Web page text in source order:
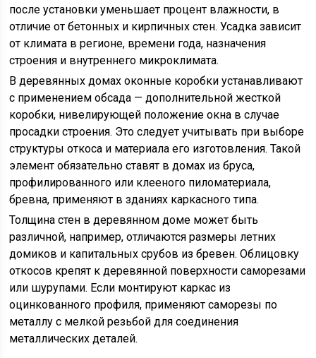
после установки уменьшает процент влажности, в
отличие от бетонных и кирпичных стен. Усадка зависит
от климата в регионе, времени года, назначения
строения и внутреннего микроклимата.
В деревянных домах оконные коробки устанавливают
с применением обсада — дополнительной жесткой
коробки, нивелирующей положение окна в случае
просадки строения. Это следует учитывать при выборе
структуры откоса и материала его изготовления. Такой
элемент обязательно ставят в домах из бруса,
профилированного или клееного пиломатериала,
бревна, применяют в зданиях каркасного типа.
Толщина стен в деревянном доме может быть
различной, например, отличаются размеры летних
домиков и капитальных срубов из бревен. Облицовку
откосов крепят к деревянной поверхности саморезами
или шурупами. Если монтируют каркас из
оцинкованного профиля, применяют саморезы по
металлу с мелкой резьбой для соединения
металлических деталей.